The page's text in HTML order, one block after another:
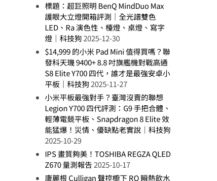
標題：超巨照明 BenQ MindDuo Max
護眼大立燈開箱評測｜全光譜雙色
LED、Ra 演色性、檯燈、桌燈、寫字
燈｜科技狗2025-12-30
$14,999 的小米 Pad Mini 值得買嗎？聯
發科天璣 9400+ 8.8 吋旗艦機對戰高通
S8 Elite Y700 四代，誰才是最強安卓小
平板｜科技狗2025-11-27
小米平板最強對手？臺灣沒賣的聯想
Legion Y700 四代評測：G9 手把合體、
輕薄電競平板、Snapdragon 8 Elite 效
能猛爆！災情、優缺點老實說｜科技狗
2025-10-29
IPS 畫質夠美！TOSHIBA REGZA QLED
Z670 量測報告2025-10-17
康麗根 Culligan 聲控櫥下 RO 瞬熱飲水